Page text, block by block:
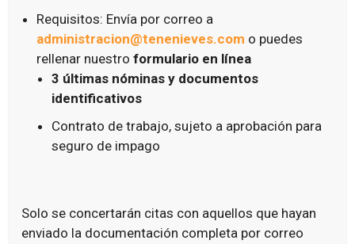
Requisitos: Envía por correo a
administracion@tenenieves.com o puedes
rellenar nuestro formulario en línea
3 últimas nóminas y documentos
identificativos
Contrato de trabajo, sujeto a aprobación para
seguro de impago
Solo se concertarán citas con aquellos que hayan
enviado la documentación completa por correo